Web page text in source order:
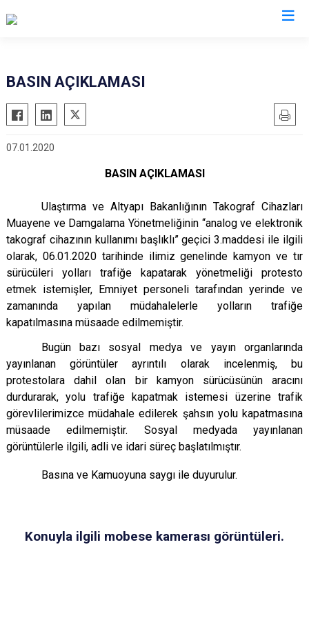
BASIN AÇIKLAMASI
07.01.2020
BASIN AÇIKLAMASI
Ulaştırma ve Altyapı Bakanlığının Takograf Cihazları
Muayene ve Damgalama Yönetmeliğinin “analog ve elektronik
takograf cihazının kullanımı başlıklı” geçici 3.maddesi ile ilgili
olarak, 06.01.2020 tarihinde ilimiz genelinde kamyon ve tır
sürücüleri yolları trafiğe kapatarak yönetmeliği protesto
etmek istemişler, Emniyet personeli tarafından yerinde ve
zamanında yapılan müdahalelerle yolların trafiğe
kapatılmasına müsaade edilmemiştir.
Bugün bazı sosyal medya ve yayın organlarında
yayınlanan görüntüler ayrıntılı olarak incelenmiş, bu
protestolara dahil olan bir kamyon sürücüsünün aracını
durdurarak, yolu trafiğe kapatmak istemesi üzerine trafik
görevlilerimizce müdahale edilerek şahsın yolu kapatmasına
müsaade edilmemiştir. Sosyal medyada yayınlanan
görüntülerle ilgili, adli ve idari süreç başlatılmıştır.
Basına ve Kamuoyuna saygı ile duyurulur.
Konuyla ilgili mobese kamerası görüntüleri.